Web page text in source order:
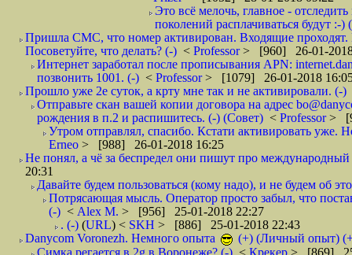
Это всё мелочь, главное -
поколений расплачиваться будут :-)
Пришла СМС, что номер активирован. Входящие проходят.
Посоветуйте, что делать? (-) < Professor> [960] 26-01-
Интернет заработал после прописывания APN:
позвонить 1001. (-) < Professor> [1079] 26-01-2018
Прошло уже 2е суток, а крту мне так и не активировали. (-)
Отправьте скан вашей копии договора на адрес
рождения в п.2 и распишитесь. (-) (Совет) < Professor>
Утром отправлял, спасибо. Кстати активировать уже.
Erneo > [988] 26-01-2018 16:25
Не понял, а чё за беспредел они пишут про
20:31
Давайте будем пользоваться (кому надо), и не будем об
Потрясающая мысль. Оператор просто забыл, что
(-) < Alex M. > [956] 25-01-2018 22:27
. (-) (URL) < SKH > [886] 25-01-2018 22:43
Danycom Voronezh. Немного опыта
(+) (Личный опыт)
Симка регается в 2g в Воронеже? (-) < Крекер > [869]